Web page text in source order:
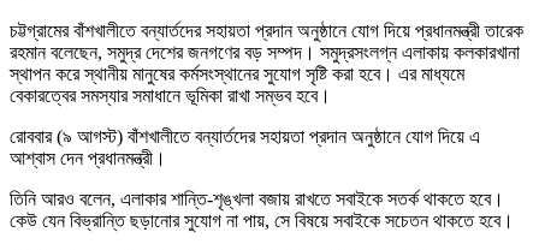
চট্টগ্রামের বাঁশখালীতে বন্যার্তদের সহায়তা প্রদান অনুষ্ঠানে যোগ দিয়ে প্রধানমন্ত্রী তারেক
রহমান বলেছেন, সমুদ্র দেশের জনগণের বড় সম্পদ। সমুদ্রসংলগ্ন এলাকায় কলকারখানা
স্থাপন করে স্থানীয় মানুষের কর্মসংস্থানের সুযোগ সৃষ্টি করা হবে। এর মাধ্যমে
বেকারত্বের সমস্যার সমাধানে ভূমিকা রাখা সম্ভব হবে।
রোববার (৯ আগস্ট) বাঁশখালীতে বন্যার্তদের সহায়তা প্রদান অনুষ্ঠানে যোগ দিয়ে এ
আশ্বাস দেন প্রধানমন্ত্রী।
তিনি আরও বলেন, এলাকার শান্তি-শৃঙ্খলা বজায় রাখতে সবাইকে সতর্ক থাকতে হবে।
কেউ যেন বিভ্রান্তি ছড়ানোর সুযোগ না পায়, সে বিষয়ে সবাইকে সচেতন থাকতে হবে।